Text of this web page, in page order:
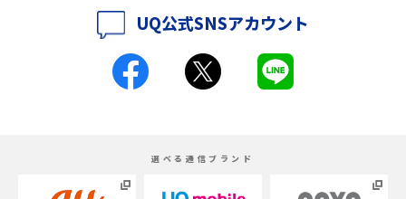
iPhone 16とiPhone 15の違いは？カメラ・スペック・機能を徹底比較
iPhoneの機種変更のやり方は？事前準備・手順やデータ移行方法をわかり
UQ公式SNSアカウント
選べる通信ブランド